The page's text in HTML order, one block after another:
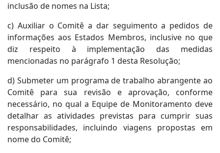
inclusão de nomes na Lista;
c) Auxiliar o Comitê a dar seguimento a pedidos de
informações aos Estados Membros, inclusive no que
diz respeito à implementação das medidas
mencionadas no parágrafo 1 desta Resolução;
d) Submeter um programa de trabalho abrangente ao
Comitê para sua revisão e aprovação, conforme
necessário, no qual a Equipe de Monitoramento deve
detalhar as atividades previstas para cumprir suas
responsabilidades, incluindo viagens propostas em
nome do Comitê;